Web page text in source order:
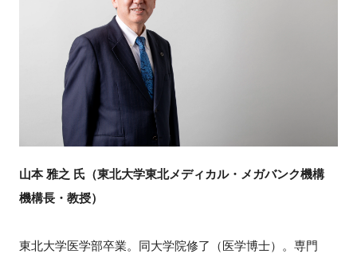
山本 雅之 氏（東北大学東北メディカル・メガバンク機構
機構長・教授）
東北大学医学部卒業。同大学院修了（医学博士）。専門